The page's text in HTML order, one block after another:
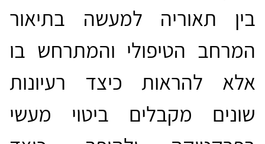
בין תאוריה למעשה בתיאור
המרחב הטיפולי והמתרחש בו
אלא להראות כיצד רעיונות
שונים מקבלים ביטוי מעשי